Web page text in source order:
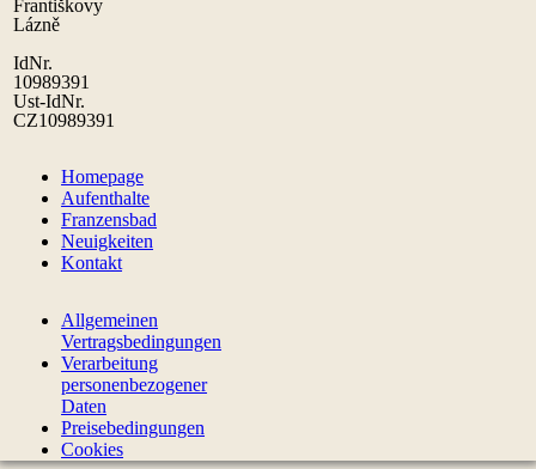
Františkovy
Lázně
IdNr.
10989391
Ust-IdNr.
CZ10989391
Homepage
Aufenthalte
Franzensbad
Neuigkeiten
Kontakt
Allgemeinen
Vertragsbedingungen
Verarbeitung
personenbezogener
Daten
Preisebedingungen
Cookies